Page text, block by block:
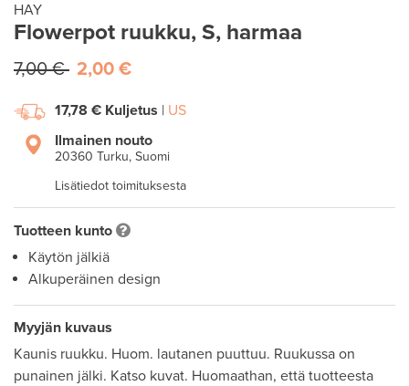
HAY
Flowerpot ruukku, S, harmaa
7,00 € 2,00 €
17,78 € Kuljetus | US
Ilmainen nouto
20360 Turku, Suomi
Lisätiedot toimituksesta
Tuotteen kunto
Käytön jälkiä
Alkuperäinen design
Myyjän kuvaus
Kaunis ruukku. Huom. lautanen puuttuu. Ruukussa on
punainen jälki. Katso kuvat. Huomaathan, että tuotteesta